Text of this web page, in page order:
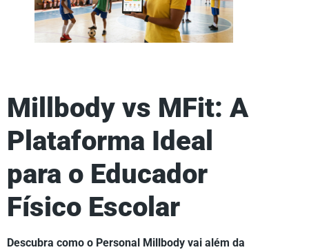
Millbody vs MFit: A
Plataforma Ideal
para o Educador
Físico Escolar
Descubra como o Personal Millbody vai além da